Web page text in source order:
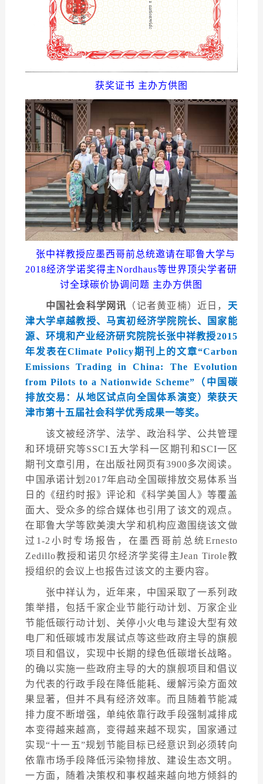
获奖证书 主办方供图
张中祥教授应墨西哥前总统邀请在耶鲁大学与
2018经济学诺奖得主Nordhaus等世界顶尖学者研
讨全球碳价协调问题 主办方供图
中国社会科学网讯 （记者黄亚楠）近日， 天
津大学卓越教授、马寅初经济学院院长、国家能
源、环境和产业经济研究院院长张中祥教授2015
年发表在Climate Policy期刊上的文章“Carbon
Emissions Trading in China: The Evolution
from Pilots to a Nationwide Scheme”（中国碳
排放交易：从地区试点向全国体系演变）荣获天
津市第十五届社会科学优秀成果一等奖。
该文被经济学、法学、政治科学、公共管理
和环境研究等SSCI五大学科一区期刊和SCI一区
期刊文章引用，在出版社网页有3900多次阅读。
中国承诺计划2017年启动全国碳排放交易体系当
日的《纽约时报》评论和《科学美国人》等覆盖
面大、受众多的综合媒体也引用了该文的观点。
在耶鲁大学等欧美澳大学和机构应邀围绕该文做
过1-2小时专场报告，在墨西哥前总统Ernesto
Zedillo教授和诺贝尔经济学奖得主Jean Tirole教
授组织的会议上也报告过该文的主要内容。
张中祥认为，近年来，中国采取了一系列政
策举措，包括千家企业节能行动计划、万家企业
节能低碳行动计划、关停小火电与建设大型有效
电厂和低碳城市发展试点等这些政府主导的旗舰
项目和倡议，实现中长期的绿色低碳增长战略。
的确以实施一些政府主导的大的旗舰项目和倡议
为代表的行政手段在降低能耗、缓解污染方面效
果显著，但并不具有经济效率。而且随着节能减
排力度不断增强，单纯依靠行政手段强制减排成
本变得越来越高，变得越来越不现实，国家通过
实现“十一五”规划节能目标已经意识到必须转向
依靠市场手段降低污染物排放、建设生态文明。
一方面，随着决策权和事权越来越向地方倾斜的